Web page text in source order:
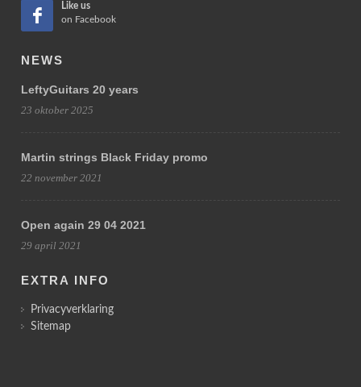
Like us
on Facebook
NEWS
LeftyGuitars 20 years
23 oktober 2025
Martin strings Black Friday promo
22 november 2021
Open again 29 04 2021
29 april 2021
EXTRA INFO
Privacyverklaring
Sitemap